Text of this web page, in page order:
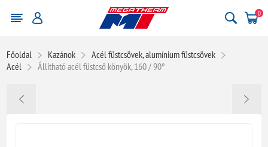
0
Főoldal Kazánok
Acél füstcsövek, alumínium füstcsövek
Acél
Állítható acél füstcső könyök, 160 / 90°